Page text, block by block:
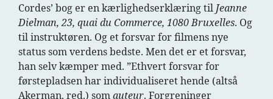
Cordes’ bog er en kærlighedserklæring til Jeanne
Dielman, 23, quai du Commerce, 1080 Bruxelles. Og
til instruktøren. Og et forsvar for filmens nye
status som verdens bedste. Men det er et forsvar,
han selv kæmper med. ”Ethvert forsvar for
førstepladsen har individualiseret hende (altså
Akerman, red.) somauteur. Forgreninger